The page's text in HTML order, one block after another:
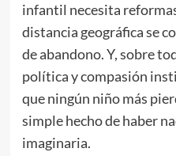
infantil necesita
distancia geográfica se
de abandono. Y, sobre
política y compasión
que ningún niño más
simple hecho de haber
imaginaria.